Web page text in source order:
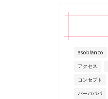
asoblanco
アクセス
コンセプト
バーバパパ